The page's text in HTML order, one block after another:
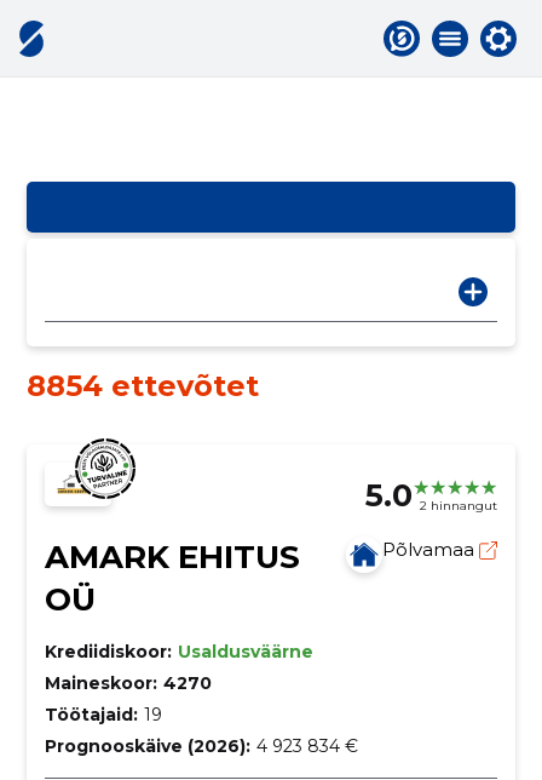
8854 ettevõtet
5.0 2 hinnangut
AMARK EHITUS
OÜ
Põlvamaa
Krediidiskoor: Usaldusväärne
Maineskoor: 4270
Töötajaid: 19
Prognooskäive (2026): 4 923 834 €